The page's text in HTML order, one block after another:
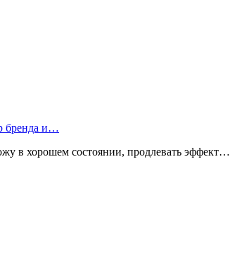
бренда и…
в хорошем состоянии, продлевать эффект…